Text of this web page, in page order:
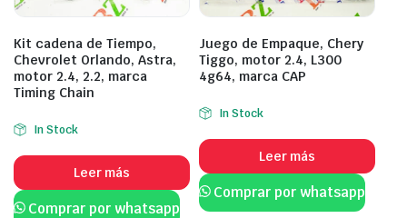
Kit cadena de Tiempo,
Chevrolet Orlando, Astra,
motor 2.4, 2.2, marca
Timing Chain
In Stock
Leer más
Comprar por whatsapp
Juego de Empaque, Chery
Tiggo, motor 2.4, L300
4g64, marca CAP
In Stock
Leer más
Comprar por whatsapp